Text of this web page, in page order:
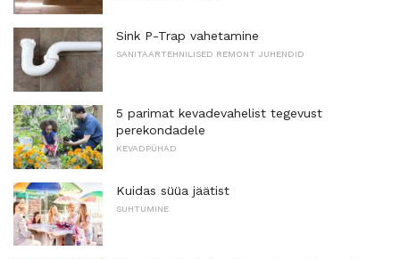
Sink P-Trap vahetamine
SANITAARTEHNILISED REMONT JUHENDID
5 parimat kevadevahelist tegevust
perekondadele
KEVADPÜHAD
Kuidas süüa jäätist
SUHTUMINE